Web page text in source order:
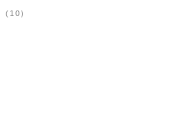
(10)